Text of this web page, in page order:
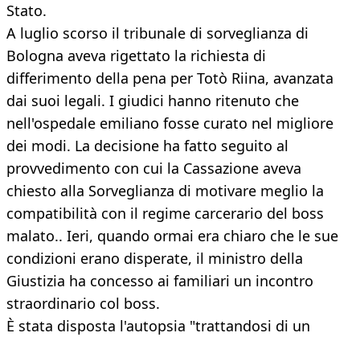
Stato.
A luglio scorso il tribunale di sorveglianza di
Bologna aveva rigettato la richiesta di
differimento della pena per Totò Riina, avanzata
dai suoi legali. I giudici hanno ritenuto che
nell'ospedale emiliano fosse curato nel migliore
dei modi. La decisione ha fatto seguito al
provvedimento con cui la Cassazione aveva
chiesto alla Sorveglianza di motivare meglio la
compatibilità con il regime carcerario del boss
malato.. Ieri, quando ormai era chiaro che le sue
condizioni erano disperate, il ministro della
Giustizia ha concesso ai familiari un incontro
straordinario col boss.
È stata disposta l'autopsia "trattandosi di un